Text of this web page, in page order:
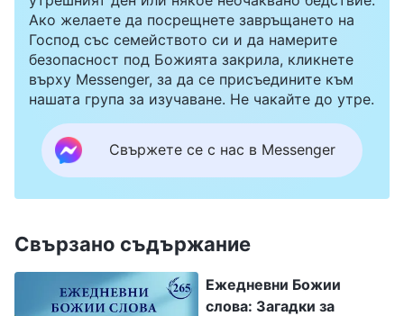
Ако желаете да посрещнете завръщането на
Господ със семейството си и да намерите
безопасност под Божията закрила, кликнете
върху Messenger, за да се присъедините към
нашата група за изучаване. Не чакайте до утре.
Свържете се с нас в Messenger
Свързано съдържание
Ежедневни Божии
слова: Загадки за